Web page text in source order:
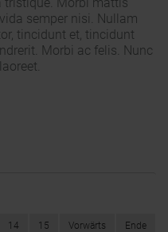
semper nisi. Nullam
tincidunt et, tincidunt
Morbi ac felis. Nunc
14 15 Vorwärts Ende